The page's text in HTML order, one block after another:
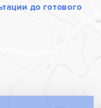
до готового